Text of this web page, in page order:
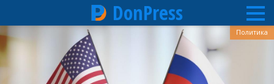
Перейти
к
содержанию
DonPress
Политика